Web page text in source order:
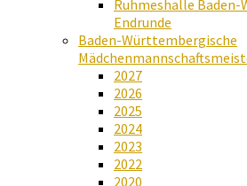
Ruhmeshalle
Endrunde
Baden-Württembergische
2027
2026
2025
2024
2023
2022
2020